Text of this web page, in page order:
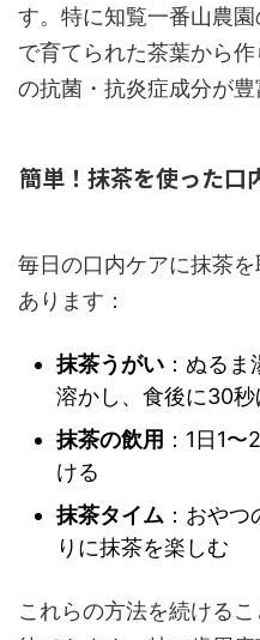
す。特に知覧一番山農
で育てられた茶葉から
の抗菌・抗炎症成分が豊
簡単！抹茶を使った口
毎日の口内ケアに抹茶
あります：
抹茶うがい ：ぬる
溶かし、食後に30
抹茶の飲用 ：1日1
ける
抹茶タイム ：おや
りに抹茶を楽しむ
これらの方法を続ける